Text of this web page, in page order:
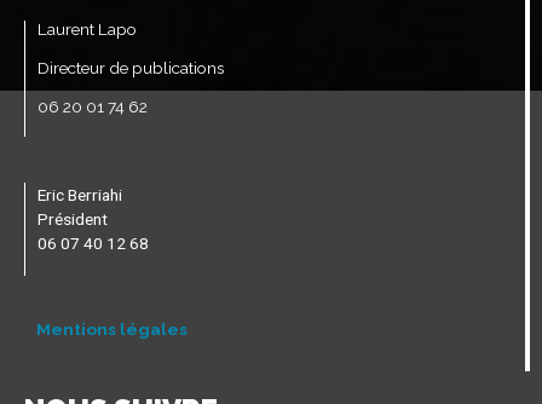
Laurent Lapo
Directeur de publications
06 20 01 74 62
Eric Berriahi
Président
06 07 40 12 68
Mentions légales